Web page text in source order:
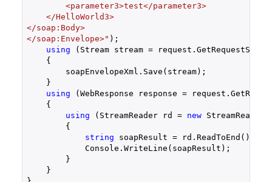
        <parameter3>test</parameter3>
    </HelloWorld3>
</soap:Body>
</soap:Envelope>" );
using (Stream stream =
    {
        soapEnvelopeXml.Save(stream);
    }
using (WebResponse response =
    {
using (StreamReader rd = new
        {
string soapResult = rd.ReadToEnd();
            Console.WriteLine(soapResult);
        }
    }